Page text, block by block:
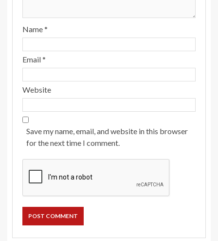
Name*
Email*
Website
Save my name, email, and website in this browser
for the next time I comment.